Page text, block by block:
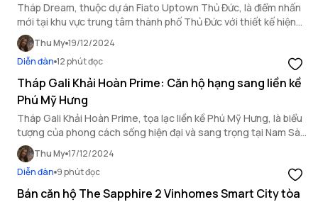
Tháp Dream, thuộc dự án Fiato Uptown Thủ Đức, là điểm nhấn
mới tại khu vực trung tâm thành phố Thủ Đức với thiết kế hiện
đại, tiện ích đẳng cấp và vị trí chiến lược.
Thu My 19/12/2024
Diễn đàn 12 phút đọc
Tháp Gali Khải Hoàn Prime: Căn hộ hạng sang liền kề
Phú Mỹ Hưng
Tháp Gali Khải Hoàn Prime, tọa lạc liền kề Phú Mỹ Hưng, là biểu
tượng của phong cách sống hiện đại và sang trọng tại Nam Sài
Gòn.
Thu My 17/12/2024
Diễn đàn 9 phút đọc
Bán căn hộ The Sapphire 2 Vinhomes Smart City tòa